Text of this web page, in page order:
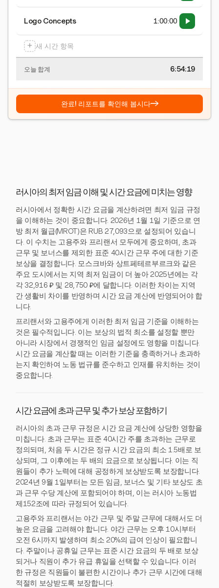
Logo Concepts 1:00:00
+ 새 시간 항목
오늘 합계 6:54:20
완료! 리포트를 확인해 봅시다→
러시아의 최저 임금 이해 및 시간 요금에 미치는 영향
러시아에서 정확한 시간 요금을 계산하려면 최저 임금 규정
을 이해하는 것이 중요합니다. 2026년 1월 1일 기준으로 연
방 최저 월급(MROT)은 RUB 27,093으로 설정되어 있습니
다. 이 수치는 고용주와 프리랜서 모두에게 중요하며, 초과
근무 및 보너스를 제외한 표준 40시간 근무 주에 대한 기준
보상을 결정합니다. 모스크바와 상트페테르부르크와 같은
주요 도시에서는 지역 최저 임금이 더 높아 2025년에는 각
각 32,916 ₽ 및 28,750 ₽에 달합니다. 이러한 차이는 지역
간 생활비 차이를 반영하며 시간 요금 계산에 반영되어야 합
니다.
프리랜서와 고용주에게 이러한 최저 임금 기준을 이해하는
것은 필수적입니다. 이는 보상의 법적 최소를 설정할 뿐만
아니라 시장에서 경쟁적인 임금 설정에도 영향을 미칩니다.
시간 요금을 계산할 때는 이러한 기준을 충족하거나 초과하
는지 확인하여 노동 법규를 준수하고 인재를 유치하는 것이
중요합니다.
시간 요금에 초과 근무 및 추가 보상 포함하기
러시아의 초과 근무 규정은 시간 요금 계산에 상당한 영향을
미칩니다. 초과 근무는 표준 40시간 주를 초과하는 근무로
정의되며, 처음 두 시간은 정규 시간 요금의 최소 1.5배로 보
상되며, 그 이후에는 두 배의 요금으로 보상됩니다. 이는 직
원들이 추가 노력에 대해 공정하게 보상받도록 보장합니다.
2024년 9월 1일부터는 모든 임금, 보너스 및 기타 보상도 초
과 근무 수당 계산에 포함되어야 하며, 이는 러시아 노동법
제152조에 따라 규정되어 있습니다.
고용주와 프리랜서는 야간 근무 및 주말 근무에 대해서도 더
높은 요금을 고려해야 합니다. 야간 근무는 오후 10시부터
오전 6시까지 발생하며 최소 20%의 급여 인상이 필요합니
다. 주말이나 공휴일 근무는 표준 시간 요금의 두 배로 보상
되거나 직원이 추가 유급 휴일을 선택할 수 있습니다. 이러
한 규정은 직원들이 불편한 시간이나 추가 근무 시간에 대해
적절히 보상받도록 보장합니다.